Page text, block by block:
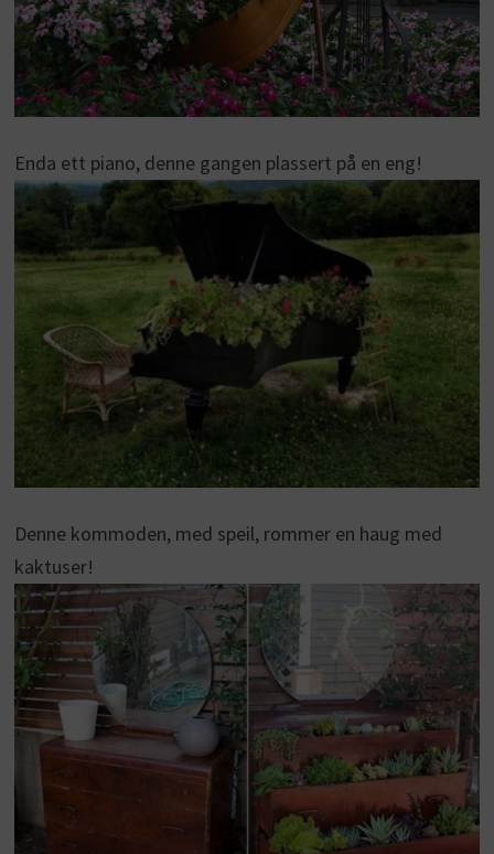
Enda ett piano, denne gangen plassert på en eng!
Denne kommoden, med speil, rommer en haug med
kaktuser!